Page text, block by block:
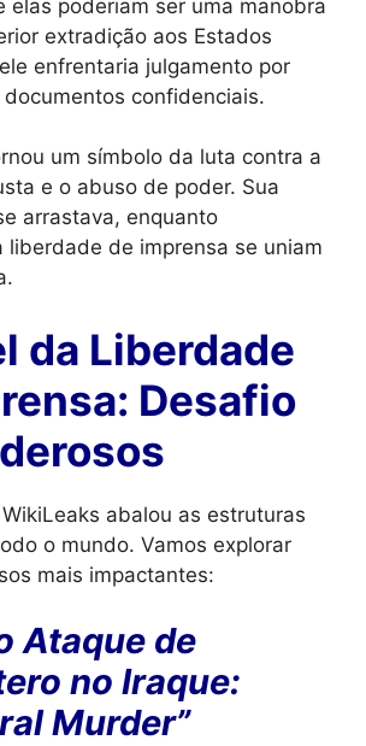
elas poderiam ser uma manobra
extradição aos Estados
enfrentaria julgamento por
confidenciais.
um símbolo da luta contra a
e o abuso de poder. Sua
arrastava, enquanto
liberdade de imprensa se uniam
da Liberdade
Desafio
abalou as estruturas
o mundo. Vamos explorar
mais impactantes:
Ataque de
no Iraque:
Murder”